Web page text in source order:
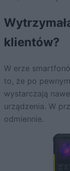
klientów?
W erze
to, że po
wystarczają
urządzenia. W
odmiennie.